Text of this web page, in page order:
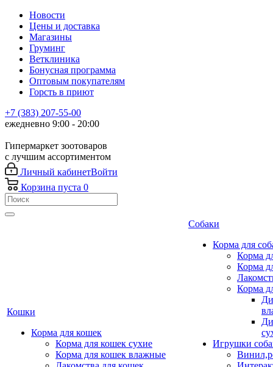
Новости
Цены и доставка
Магазины
Груминг
Ветклиника
Бонусная программа
Оптовым покупателям
Горсть в приют
+7 (383) 207-55-00
ежедневно 9:00 - 20:00
Гипермаркет зоотоваров
с лучшим ассортиментом
Личный кабинетВойти
Корзина пуста 0
Кошки
Корма для кошек
Корма для кошек сухие
Корма для кошек влажные
Собаки
Корма для
Корма
Корма
Корма
Игрушки